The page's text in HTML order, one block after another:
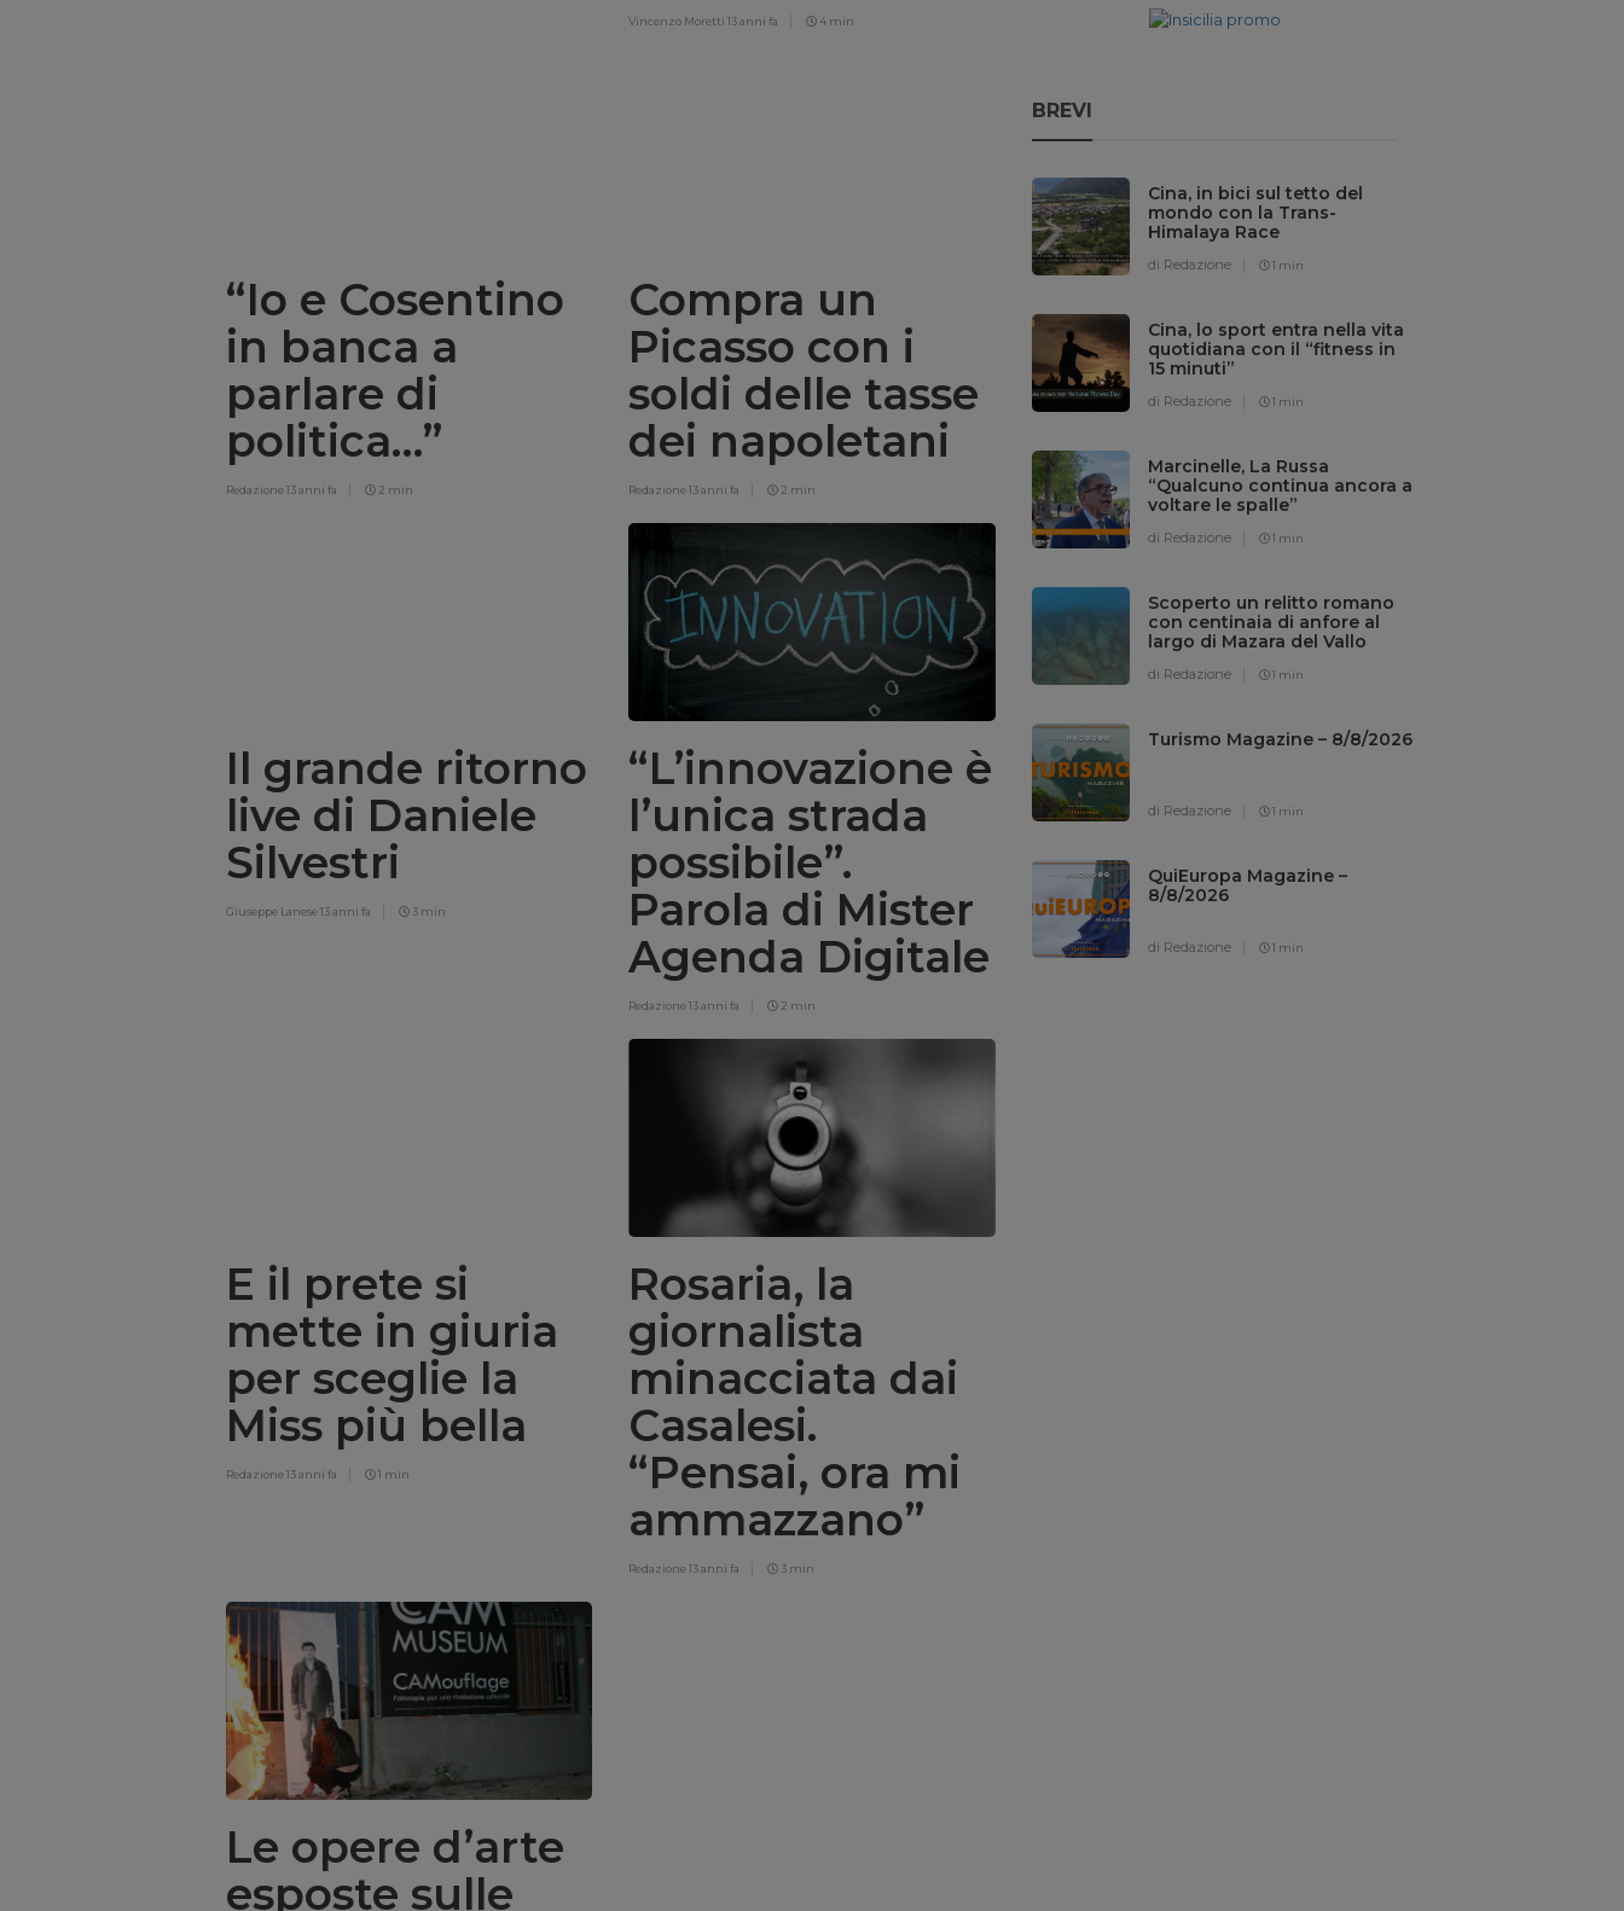
Vincenzo Moretti13 anni fa 4 min
“Io e Cosentino
in banca a
parlare di
politica…”
Redazione13 anni fa 2 min
Compra un
Picasso con i
soldi delle tasse
dei napoletani
Redazione13 anni fa 2 min
Il grande ritorno
live di Daniele
Silvestri
Giuseppe Lanese13 anni fa 3 min
“L’innovazione è
l’unica strada
possibile”.
Parola di Mister
Agenda Digitale
Redazione13 anni fa 2 min
E il prete si
mette in giuria
per sceglie la
Miss più bella
Redazione13 anni fa 1 min
Rosaria, la
giornalista
minacciata dai
Casalesi.
“Pensai, ora mi
ammazzano”
Redazione13 anni fa 3 min
Le opere d’arte
esposte sulle
BREVI
Cina, in bici sul tetto del
mondo con la Trans-
Himalaya Race
di Redazione 1 min
Cina, lo sport entra nella vita
quotidiana con il “fitness in
15 minuti”
di Redazione 1 min
Marcinelle, La Russa
“Qualcuno continua ancora a
voltare le spalle”
di Redazione 1 min
Scoperto un relitto romano
con centinaia di anfore al
largo di Mazara del Vallo
di Redazione 1 min
Turismo Magazine – 8/8/2026
di Redazione 1 min
QuiEuropa Magazine –
8/8/2026
di Redazione 1 min